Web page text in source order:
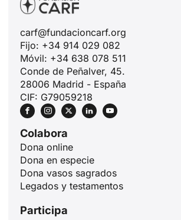
carf@fundacioncarf.org
Fijo: +34 914 029 082
Móvil: +34 638 078 511
Conde de Peñalver, 45.
28006 Madrid - España
CIF: G79059218
Colabora
Dona online
Dona en especie
Dona vasos sagrados
Legados y testamentos
Participa